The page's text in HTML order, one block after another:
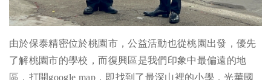
由於保泰精密位於桃園市，公益活動也從桃園出發，優先
了解桃園市的學校，而復興區是我們印象中最偏遠的地
區，打開google map，即找到了最深山裡的小學，光華國